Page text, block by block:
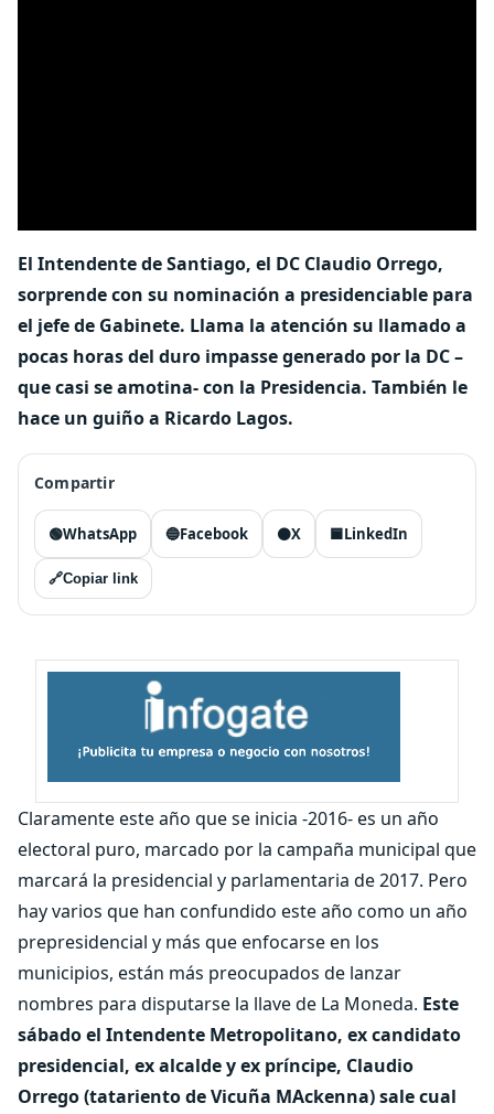
El Intendente de Santiago, el DC Claudio Orrego,
sorprende con su nominación a presidenciable para
el jefe de Gabinete. Llama la atención su llamado a
pocas horas del duro impasse generado por la DC –
que casi se amotina- con la Presidencia. También le
hace un guiño a Ricardo Lagos.
Compartir
🟢WhatsApp 🔵Facebook ⚫X 🟦LinkedIn
🔗Copiar link
Claramente este año que se inicia -2016- es un año
electoral puro, marcado por la campaña municipal que
marcará la presidencial y parlamentaria de 2017. Pero
hay varios que han confundido este año como un año
prepresidencial y más que enfocarse en los
municipios, están más preocupados de lanzar
nombres para disputarse la llave de La Moneda. Este
sábado el Intendente Metropolitano, ex candidato
presidencial, ex alcalde y ex príncipe, Claudio
Orrego (tatariento de Vicuña MAckenna) sale cual